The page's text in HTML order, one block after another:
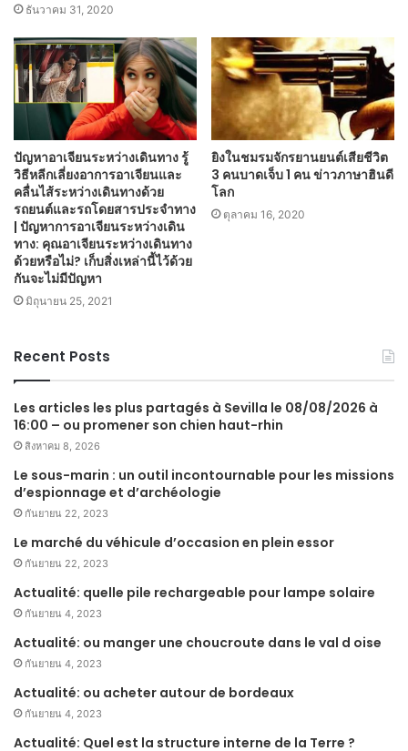
ธันวาคม 31, 2020
ปัญหาอาเจียนระหว่างเดินทาง รู้
วิธีหลีกเลี่ยงอาการอาเจียนและ
คลื่นไส้ระหว่างเดินทางด้วย
รถยนต์และรถโดยสารประจำทาง
| ปัญหาการอาเจียนระหว่างเดิน
ทาง: คุณอาเจียนระหว่างเดินทาง
ด้วยหรือไม่? เก็บสิ่งเหล่านี้ไว้ด้วย
กันจะไม่มีปัญหา
มิถุนายน 25, 2021
ยิงในชมรมจักรยานยนต์เสียชีวิต
3 คนบาดเจ็บ 1 คน ข่าวภาษาฮินดี
โลก
ตุลาคม 16, 2020
Recent Posts
Les articles les plus partagés à Sevilla le 08/08/2026 à
16:00 – ou promener son chien haut-rhin
สิงหาคม 8, 2026
Le sous-marin : un outil incontournable pour les missions
d’espionnage et d’archéologie
กันยายน 22, 2023
Le marché du véhicule d’occasion en plein essor
กันยายน 22, 2023
Actualité: quelle pile rechargeable pour lampe solaire
กันยายน 4, 2023
Actualité: ou manger une choucroute dans le val d oise
กันยายน 4, 2023
Actualité: ou acheter autour de bordeaux
กันยายน 4, 2023
Actualité: Quel est la structure interne de la Terre ?